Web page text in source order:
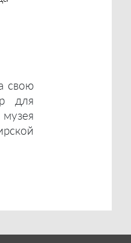
свою
для